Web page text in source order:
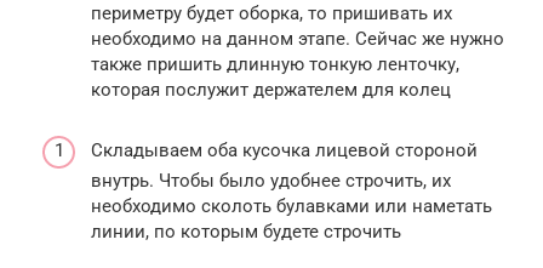
периметру будет оборка, то пришивать их
необходимо на данном этапе. Сейчас же нужно
также пришить длинную тонкую ленточку,
которая послужит держателем для колец
Складываем оба кусочка лицевой стороной
внутрь. Чтобы было удобнее строчить, их
необходимо сколоть булавками или наметать
линии, по которым будете строчить